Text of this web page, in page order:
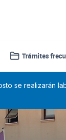
Trámites
se realizarán